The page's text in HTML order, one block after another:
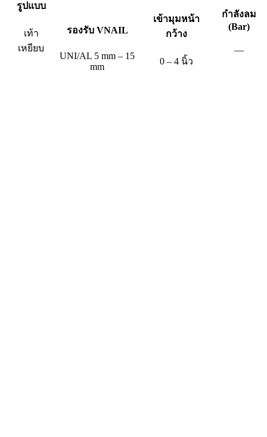
รูปแบบ
เท้า
เหยียบ
รองรับ VNAIL
UNI/AL 5 mm – 15
mm
เข้ามุมหน้า
กว้าง
0 – 4 นิ้ว
กำลังลม
(Bar)
—